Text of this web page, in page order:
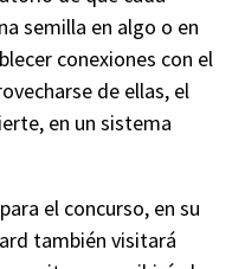
semilla en algo o en
conexiones con el
de ellas, el
en un sistema
el concurso, en su
también visitará